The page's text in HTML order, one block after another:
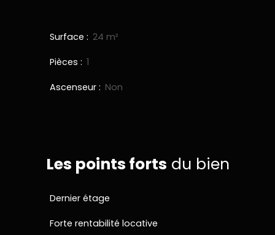
Surface : 24 m²
Pièces : 1
Ascenseur : Non
Les points forts du bien
Dernier étage
Forte rentabilité locative